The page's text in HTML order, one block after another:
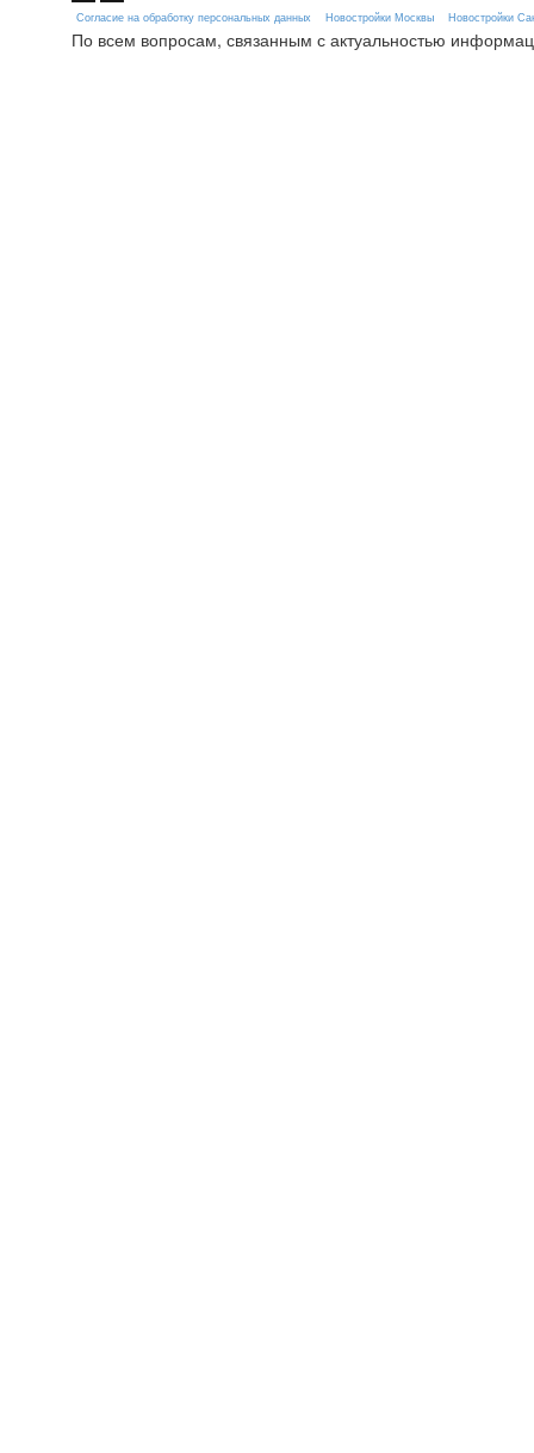
Согласие на обработку персональных данных
Новостройки Москвы Новостройки
По всем вопросам, связанным с актуальностью